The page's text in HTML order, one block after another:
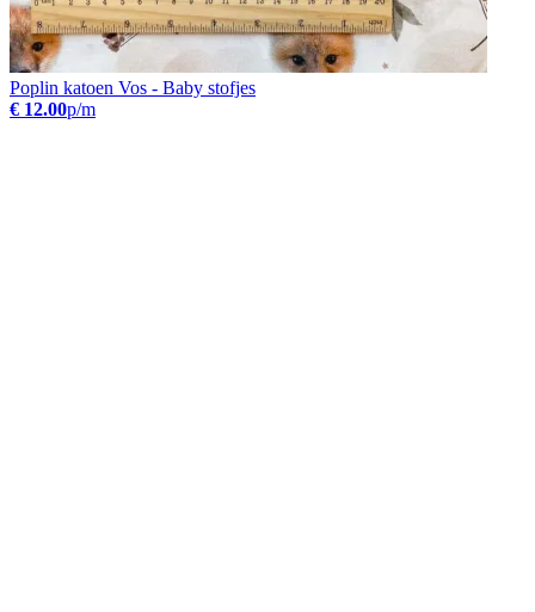
Poplin katoen Vos - Baby stofjes
€ 12.00p/m